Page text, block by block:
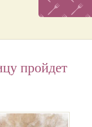
пройдет